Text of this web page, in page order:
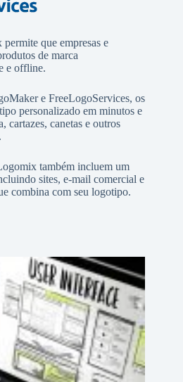
que empresas e
de marca
e offline.
e FreeLogoServices, os
personalizado em minutos e
cartazes, canetas e outros
também incluem um
sites, e-mail comercial e
combina com seu logotipo.